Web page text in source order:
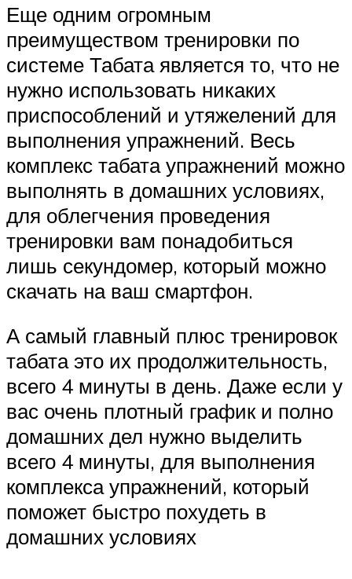
Еще одним огромным
преимуществом тренировки по
системе Табата является то, что не
нужно использовать никаких
приспособлений и утяжелений для
выполнения упражнений. Весь
комплекс табата упражнений можно
выполнять в домашних условиях,
для облегчения проведения
тренировки вам понадобиться
лишь секундомер, который можно
скачать на ваш смартфон.
А самый главный плюс тренировок
табата это их продолжительность,
всего 4 минуты в день. Даже если у
вас очень плотный график и полно
домашних дел нужно выделить
всего 4 минуты, для выполнения
комплекса упражнений, который
поможет быстро похудеть в
домашних условиях